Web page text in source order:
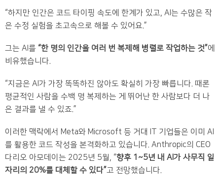
“하지만 인간은 코드 타이핑 속도에 한계가 있고, AI는 수많은 작
은 수정 실험을 초고속으로 해볼 수 있어요.”
그는 AI를 “한 명의 인간을 여러 번 복제해 병렬로 작업하는 것”에
비유했습니다.
“지금은 AI가 가장 똑똑하진 않아도 확실히 가장 빠릅니다. 때론
평균적인 사람을 수백 명 복제하는 게 뛰어난 한 사람보다 더 나
은 결과를 낼 수 있죠.”
이러한 맥락에서 Meta와 Microsoft 등 거대 IT 기업들은 이미 AI
를 활용한 코드 작성을 본격화하고 있습니다. Anthropic의 CEO
다리오 아모데이는 2025년 5월, “향후 1~5년 내 AI가 사무직 일
자리의 20%를 대체할 수 있다”고 전망했습니다.